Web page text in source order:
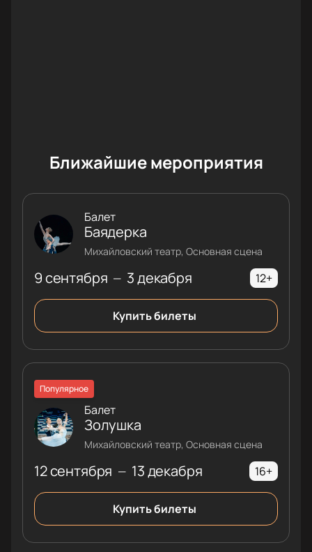
Ближайшие мероприятия
9 сентября — 3 декабря
Балет
Баядерка
Михайловский театр, Основная сцена
12+
Купить билеты
Популярное
12 сентября — 13 декабря
Балет
Золушка
Михайловский театр, Основная сцена
16+
Купить билеты